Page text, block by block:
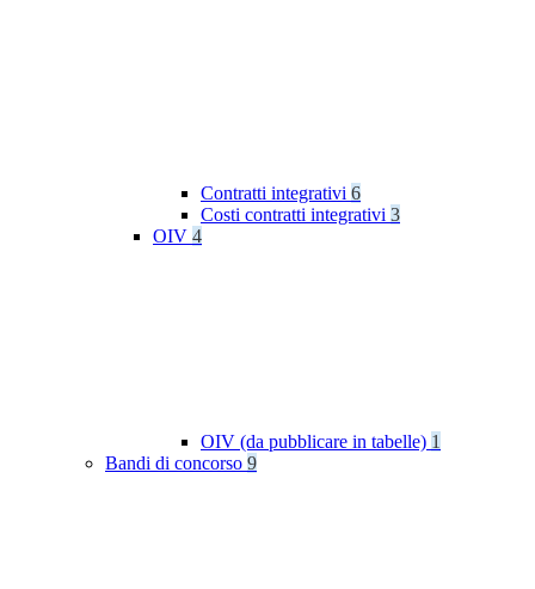
Contratti integrativi 6
Costi contratti integrativi 3
OIV 4
OIV (da pubblicare in tabelle) 1
Bandi di concorso 9